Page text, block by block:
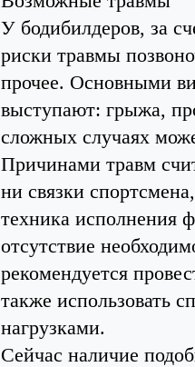
У бодибилдеров, за
риски травмы
прочее. Основными
выступают: грыжа,
сложных случаях
Причинами травм
ни связки
техника исполнения
отсутствие
рекомендуется
также использовать
нагрузками.
Сейчас наличие